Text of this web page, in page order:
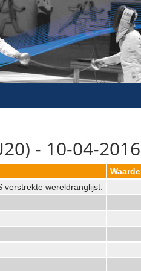
- 10-04-2016
Waarde
wereldranglijst.